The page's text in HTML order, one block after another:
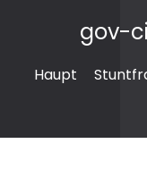
gov-
Haupt